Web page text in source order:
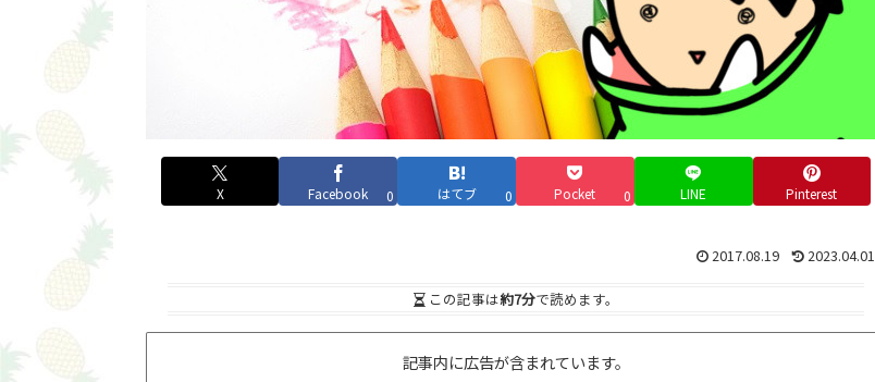
X Facebook 0 はてブ 0 Pocket 0 LINE Pinterest
2017.08.19 2023.04.01
この記事は約7分で読めます。
記事内に広告が含まれています。